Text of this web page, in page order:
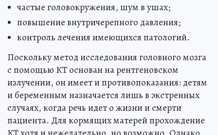
частые головокружения, шум в ушах;
повышение внутричерепного давления;
контроль лечения имеющихся патологий.
Поскольку метод исследования головного мозга
с помощью КТ основан на рентгеновском
излучении, он имеет и противопоказания: детям
и беременным назначается лишь в экстренных
случаях, когда речь идет о жизни и смерти
пациента. Для кормящих матерей прохождение